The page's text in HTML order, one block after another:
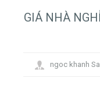
KHÁCH SẠN
NHÀ NGHỈ SẦM
GIÁ NHÀ
ngoc khanh